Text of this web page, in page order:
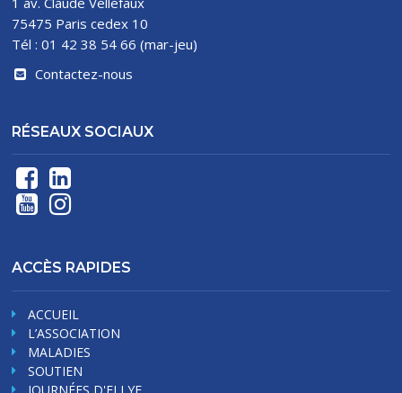
75475 Paris cedex 10
Tél : 01 42 38 54 66 (mar-jeu)
Contactez-nous
RÉSEAUX SOCIAUX
ACCÈS RAPIDES
ACCUEIL
L’ASSOCIATION
MALADIES
SOUTIEN